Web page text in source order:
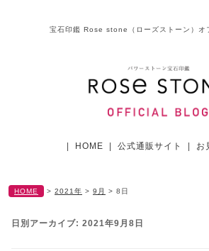
宝石印鑑 Rose stone（ローズストーン）オ
HOME 公式通販サイト お
HOME > 2021年 > 9月 > 8日
日別アーカイブ: 2021年9月8日